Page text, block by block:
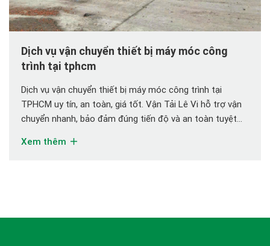
Dịch vụ vận chuyển thiết bị máy móc công
trình tại tphcm
Dịch vụ vận chuyển thiết bị máy móc công trình tại
TPHCM uy tín, an toàn, giá tốt. Vận Tải Lê Vi hỗ trợ vận
chuyển nhanh, bảo đảm đúng tiến độ và an toàn tuyệt
công trình tại TPHCM chuyên nghiệp và an toàn […]
Xem thêm